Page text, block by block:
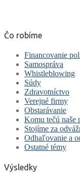
Čo robíme
Financovanie
Samospráva
Whistleblowing
Súdy
Zdravotníctvo
Verejné firmy
Obstarávanie
Komu tečú naše
Stojíme za
Odhaľovanie a
Ostatné témy
Výsledky